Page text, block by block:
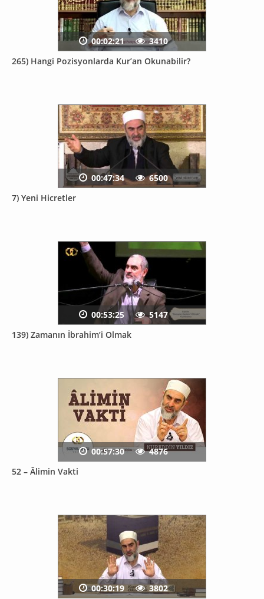
265) Hangi Pozisyonlarda Kur’an Okunabilir?
00:02:21 3410
7) Yeni Hicretler
00:47:34 6500
139) Zamanın İbrahim’i Olmak
00:53:25 5147
52 – Âlimin Vakti
00:57:30 4876
00:30:19 3802